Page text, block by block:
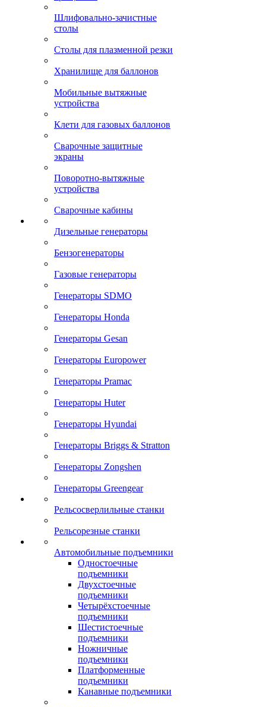
Шлифовально-зачистные
столы
Столы для плазменной резки
Хранилище для баллонов
Мобильные вытяжные
устройства
Клети для газовых баллонов
Сварочные защитные
экраны
Поворотно-вытяжные
устройства
Сварочные кабины
Дизельные генераторы
Бензогенераторы
Газовые генераторы
Генераторы SDMO
Генераторы Honda
Генераторы Gesan
Генераторы Europower
Генераторы Pramac
Генераторы Huter
Генераторы Hyundai
Генераторы Briggs & Stratton
Генераторы Zongshen
Генераторы Greengear
Рельсосверлильные станки
Рельсорезные станки
Автомобильные подъемники
Одностоечные
подъемники
Двухстоечные
подъемники
Четырёхстоечные
подъемники
Шестистоечные
подъемники
Ножничные
подъемники
Платформенные
подъемники
Канавные подъемники